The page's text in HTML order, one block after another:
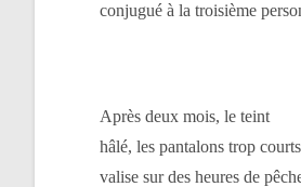
conjugué à la troisième
Après deux mois, le teint
hâlé, les pantalons trop
valise sur des heures de